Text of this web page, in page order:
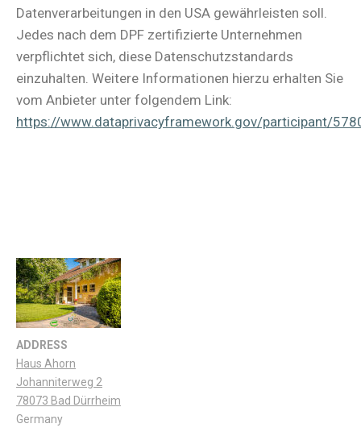
Datenverarbeitungen in den USA gewährleisten soll.
Jedes nach dem DPF zertifizierte Unternehmen
verpflichtet sich, diese Datenschutzstandards
einzuhalten. Weitere Informationen hierzu erhalten Sie
vom Anbieter unter folgendem Link:
https://www.dataprivacyframework.gov/participant/
ADDRESS
Haus Ahorn
Johanniterweg 2
78073 Bad Dürrheim
Germany